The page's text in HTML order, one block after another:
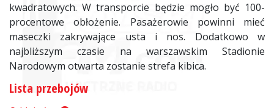
kwadratowych. W transporcie będzie mogło być 100-
procentowe obłożenie. Pasażerowie powinni mieć
maseczki zakrywające usta i nos. Dodatkowo w
najbliższym czasie na warszawskim Stadionie
Narodowym otwarta zostanie strefa kibica.
Lista przebojów